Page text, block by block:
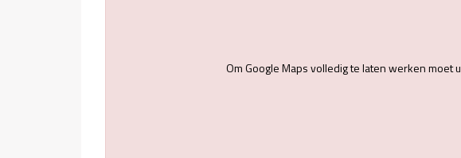
Om Google Maps volledig te laten werken moet u